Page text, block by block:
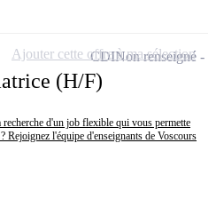
(H/F)
d'un job flexible qui vous permette
Rejoignez l'équipe d'enseignants de Voscours
CDINon renseigné
Ajouter cette offre à ma sélection